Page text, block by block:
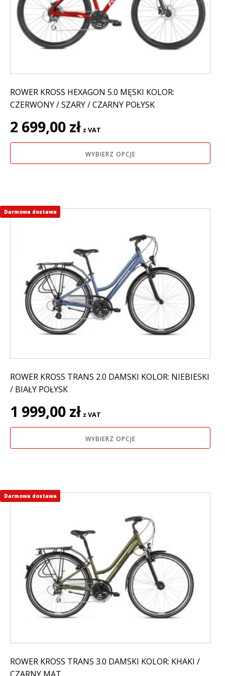
ROWER KROSS HEXAGON 5.0 MĘSKI KOLOR:
CZERWONY / SZARY / CZARNY POŁYSK
2 699,00 zł z VAT
WYBIERZ OPCJE
można
wybrać
stronie
ROWER KROSS TRANS 2.0 DAMSKI KOLOR: NIEBIESKI
/ BIAŁY POŁYSK
1 999,00 zł z VAT
WYBIERZ OPCJE
Ten
wariantów.
można
wybrać
stronie
Darmowa dostawa
ROWER KROSS TRANS 3.0 DAMSKI KOLOR: KHAKI /
Ten
wariantów.
można
wybrać
stronie
Darmowa dostawa